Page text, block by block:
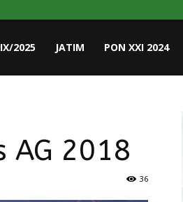
2025 JATIM PON XXI 2024
AG 2018
36